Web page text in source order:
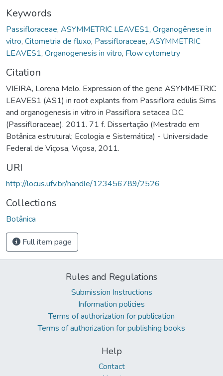
Keywords
Passifloraceae, ASYMMETRIC LEAVES1, Organogênese in
vitro, Citometria de fluxo, Passifloraceae, ASYMMETRIC
LEAVES1, Organogenesis in vitro, Flow cytometry
Citation
VIEIRA, Lorena Melo. Expression of the gene ASYMMETRIC
LEAVES1 (AS1) in root explants from Passiflora edulis Sims
and organogenesis in vitro in Passiflora setacea D.C.
(Passifloraceae). 2011. 71 f. Dissertação (Mestrado em
Botânica estrutural; Ecologia e Sistemática) - Universidade
Federal de Viçosa, Viçosa, 2011.
URI
http://locus.ufv.br/handle/123456789/2526
Collections
Botânica
Full item page
Rules and Regulations
Submission Instructions
Information policies
Terms of authorization for publication
Terms of authorization for publishing books
Help
Contact